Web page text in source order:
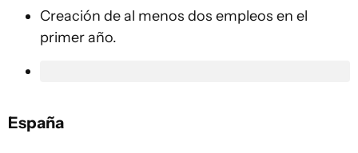
Creación de al menos dos empleos en el
primer año.
España